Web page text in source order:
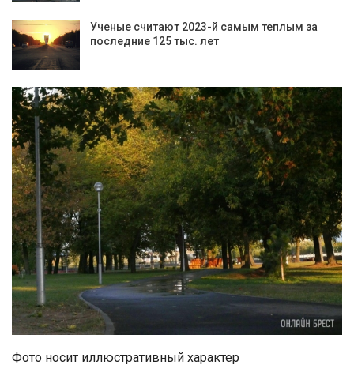
Ученые считают 2023-й самым теплым за
последние 125 тыс. лет
Фото носит иллюстративный характер